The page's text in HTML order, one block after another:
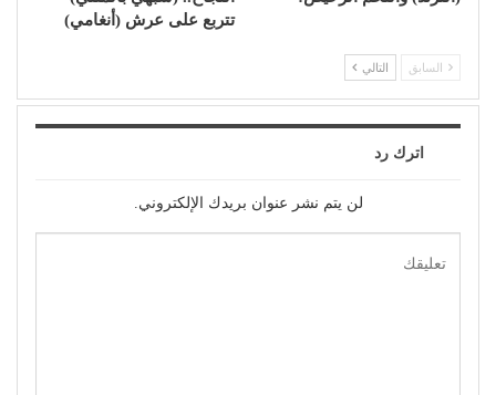
تتربع على عرش (أنغامي)
السابق التالي
اترك رد
لن يتم نشر عنوان بريدك الإلكتروني.